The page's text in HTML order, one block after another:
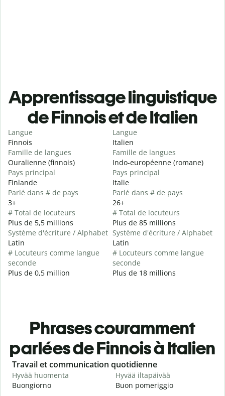
Apprentissage linguistique
de Finnois et de Italien
Langue
Finnois
Famille de langues
Ouralienne (finnois)
Pays principal
Finlande
Parlé dans # de pays
3+
# Total de locuteurs
Plus de 5,5 millions
Système d'écriture / Alphabet
Latin
# Locuteurs comme langue
seconde
Plus de 0,5 million
Langue
Italien
Famille de langues
Indo-européenne (romane)
Pays principal
Italie
Parlé dans # de pays
26+
# Total de locuteurs
Plus de 85 millions
Système d'écriture / Alphabet
Latin
# Locuteurs comme langue
seconde
Plus de 18 millions
Phrases couramment
parlées de Finnois à Italien
Slide 1 of 6
Travail et communication quotidienne
Hyvää huomenta
Buongiorno
Hyvää iltapäivää
Buon pomeriggio